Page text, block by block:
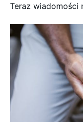
Teraz wiadomości